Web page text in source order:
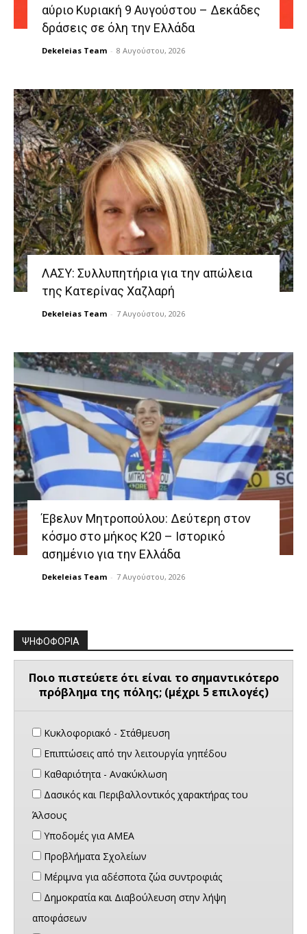
αύριο Κυριακή 9 Αυγούστου – Δεκάδες
δράσεις σε όλη την Ελλάδα
Dekeleias Team - 8 Αυγούστου, 2026
ΛΑΣΥ: Συλλυπητήρια για την απώλεια
της Κατερίνας Χαζλαρή
Dekeleias Team - 7 Αυγούστου, 2026
Έβελυν Μητροπούλου: Δεύτερη στον
κόσμο στο μήκος Κ20 – Ιστορικό
ασημένιο για την Ελλάδα
Dekeleias Team - 7 Αυγούστου, 2026
ΨΗΦΟΦΟΡΙΑ
Ποιο πιστεύετε ότι είναι το σημαντικότερο
πρόβλημα της πόλης; (μέχρι 5 επιλογές)
Κυκλοφοριακό - Στάθμευση
Επιπτώσεις από την λειτουργία γηπέδου
Καθαριότητα - Ανακύκλωση
Δασικός και Περιβαλλοντικός χαρακτήρας του
Άλσους
Υποδομές για ΑΜΕΑ
Προβλήματα Σχολείων
Μέριμνα για αδέσποτα ζώα συντροφιάς
Δημοκρατία και Διαβούλευση στην λήψη
αποφάσεων